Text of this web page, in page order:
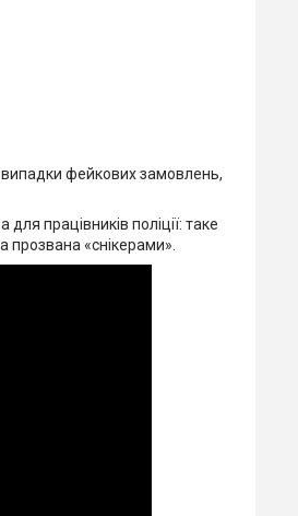
фейкових замовлень,
працівників поліції: таке
прозвана «снікерами».